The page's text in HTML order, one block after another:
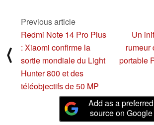
⟨
Previous article
Redmi Note 14 Pro Plus
: Xiaomi confirme la
sortie mondiale du Light
Hunter 800 et des
téléobjectifs de 50 MP
Un
rumeur
portable
Add as a preferred
source on Google